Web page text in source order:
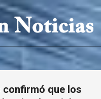
confirmó que los